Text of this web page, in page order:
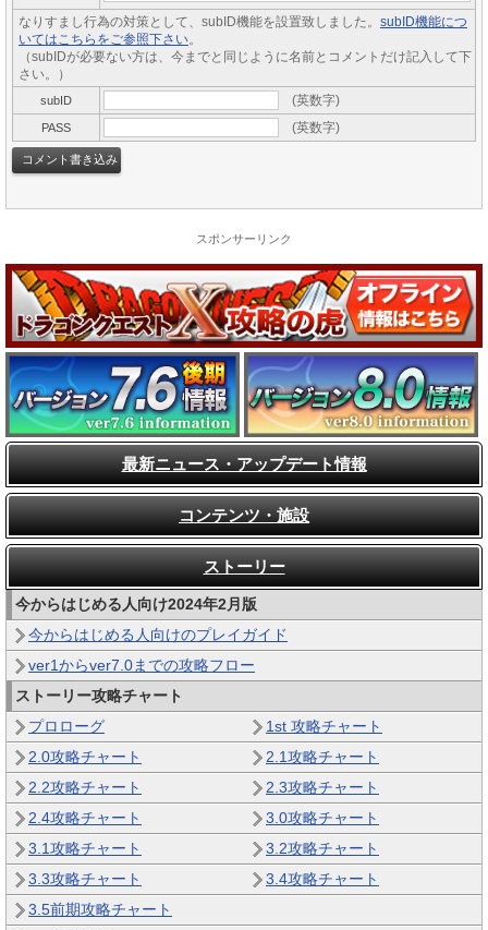
なりすまし行為の対策として、subID機能を設置致しました。 subID機能につ
いてはこちらをご参照下さい。
（subIDが必要ない方は、今までと同じように名前とコメントだけ記入して下
さい。）
subID (英数字)
PASS (英数字)
スポンサーリンク
最新ニュース・アップデート情報
コンテンツ・施設
ストーリー
今からはじめる人向け2024年2月版
今からはじめる人向けのプレイガイド
ver1からver7.0までの攻略フロー
ストーリー攻略チャート
プロローグ
1st 攻略チャート
2.0攻略チャート
2.1攻略チャート
2.2攻略チャート
2.3攻略チャート
2.4攻略チャート
3.0攻略チャート
3.1攻略チャート
3.2攻略チャート
3.3攻略チャート
3.4攻略チャート
3.5前期攻略チャート